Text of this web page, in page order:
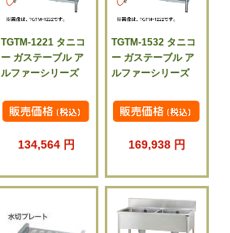
TGTM-1221 タニコ
ー ガステーブル ア
ルファーシリーズ
134,564 円
TGTM-1532 タニコ
ー ガステーブル ア
ルファーシリーズ
169,938 円